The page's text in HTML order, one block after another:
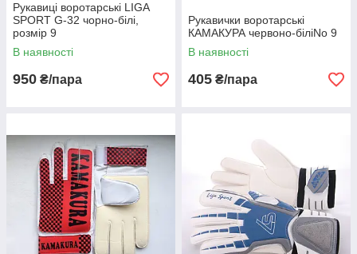
Рукавиці воротарські LIGA
SPORT G-32 чорно-білі,
розмір 9
В наявності
950 ₴/пара
Рукавички воротарські
КАМАКУРА червоно-біліNo 9
В наявності
405 ₴/пара